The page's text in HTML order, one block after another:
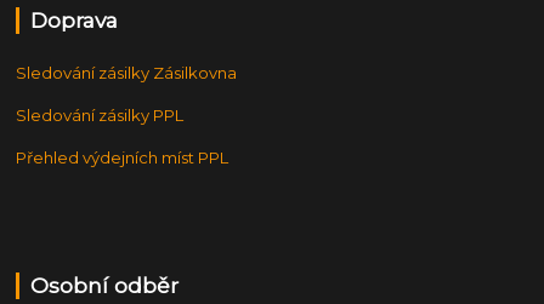
Doprava
Sledování zásilky Zásilkovna
Sledování zásilky PPL
Přehled výdejních míst PPL
Osobní odběr